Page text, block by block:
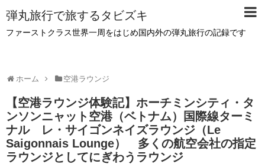
弾丸旅行で旅するタビズキ
ファーストクラス世界一周をはじめ国内外の弾丸旅行の記録です
ホーム 空港ラウンジ
【空港ラウンジ体験記】ホーチミンシティ・タ
ンソンニャット空港（ベトナム）国際線ターミ
ナル レ・サイゴンネイズラウンジ（Le
Saigonnais Lounge） 多くの航空会社の指定
ラウンジとしてにぎわうラウンジ